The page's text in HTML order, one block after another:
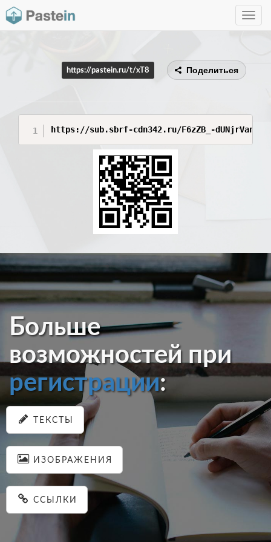
Toggle
https://pastein.ru/t/xT8 Поделиться
Больше
возможностей при
регистрации:
ТЕКСТЫ
ИЗОБРАЖЕНИЯ
ССЫЛКИ